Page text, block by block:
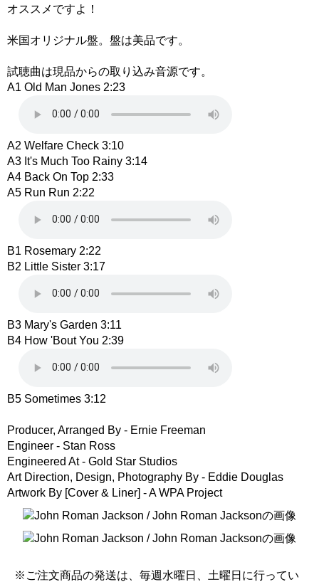
オススメですよ！
米国オリジナル盤。盤は美品です。
試聴曲は現品からの取り込み音源です。
A1 Old Man Jones 2:23
A2 Welfare Check 3:10
A3 It's Much Too Rainy 3:14
A4 Back On Top 2:33
A5 Run Run 2:22
B1 Rosemary 2:22
B2 Little Sister 3:17
B3 Mary's Garden 3:11
B4 How 'Bout You 2:39
B5 Sometimes 3:12
Producer, Arranged By - Ernie Freeman
Engineer - Stan Ross
Engineered At - Gold Star Studios
Art Direction, Design, Photography By - Eddie Douglas
Artwork By [Cover & Liner] - A WPA Project
※ご注文商品の発送は、毎週水曜日、土曜日に行ってい